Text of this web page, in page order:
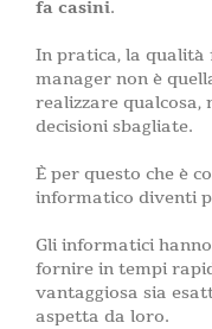
fa casini.
In pratica, la qualità
manager non è
realizzare qualcosa,
decisioni sbagliate.
È per questo che è
informatico diventi
Gli informatici
fornire in tempi
vantaggiosa sia
aspetta da loro.